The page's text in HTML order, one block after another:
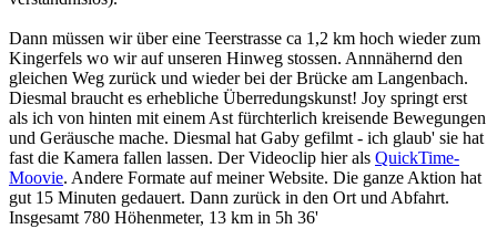
Dann müssen wir über eine Teerstrasse ca 1,2 km hoch wieder zum
Kingerfels wo wir auf unseren Hinweg stossen. Annnähernd den
gleichen Weg zurück und wieder bei der Brücke am Langenbach.
Diesmal braucht es erhebliche Überredungskunst! Joy springt erst
als ich von hinten mit einem Ast fürchterlich kreisende Bewegungen
und Geräusche mache. Diesmal hat Gaby gefilmt - ich glaub' sie hat
fast die Kamera fallen lassen. Der Videoclip hier als QuickTime-
Moovie. Andere Formate auf meiner Website. Die ganze Aktion hat
gut 15 Minuten gedauert. Dann zurück in den Ort und Abfahrt.
Insgesamt 780 Höhenmeter, 13 km in 5h 36'